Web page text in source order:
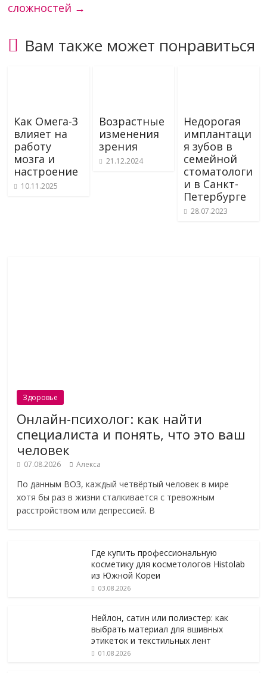
сложностей →
Вам также может понравиться
Как Омега-3
влияет на
работу
мозга и
настроение
10.11.2025
Возрастные
изменения
зрения
21.12.2024
Недорогая
имплантаци
я зубов в
семейной
стоматологи
и в Санкт-
Петербурге
28.07.2023
Здоровье
Онлайн-психолог: как найти
специалиста и понять, что это ваш
человек
07.08.2026 Алекса
По данным ВОЗ, каждый четвёртый человек в мире
хотя бы раз в жизни сталкивается с тревожным
расстройством или депрессией. В
Где купить профессиональную
косметику для косметологов Histolab
из Южной Кореи
03.08.2026
Нейлон, сатин или полиэстер: как
выбрать материал для вшивных
этикеток и текстильных лент
01.08.2026